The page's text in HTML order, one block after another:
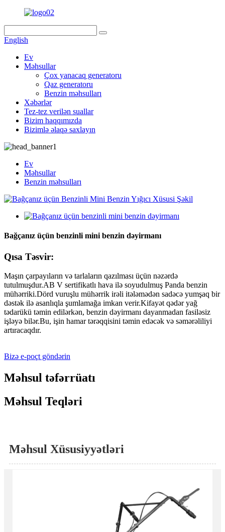
English
Ev
Məhsullar
Çox yanacaq generatoru
Qaz generatoru
Benzin məhsulları
Xəbərlər
Tez-tez verilən suallar
Bizim haqqımızda
Bizimlə əlaqə saxlayın
Ev
Məhsullar
Benzin məhsulları
Bağçanız üçün benzinli mini benzin dəyirmanı
Qısa Təsvir:
Maşın çarpayıların və tarlaların qazılması üçün nəzərdə
tutulmuşdur.AB V sertifikatlı hava ilə soyudulmuş Panda benzin
mühərriki.Dörd vuruşlu mühərrik irəli itələmədən sadəcə yumşaq bir
dəstək ilə asanlıqla şumlamağa imkan verir.Kifayət qədər yağ
tədarükü təmin edilərkən, benzin dəyirmanı dayanmadan fasiləsiz
işləyə bilər.Bu, işin hamar tərəqqisini təmin edəcək və səmərəliliyi
artıracaqdır.
Bizə e-poçt göndərin
Məhsul təfərrüatı
Məhsul Teqləri
Məhsul Xüsusiyyətləri